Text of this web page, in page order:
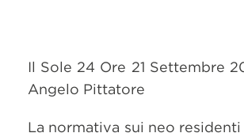
Il Sole 24 Ore 21 Settembre
Angelo Pittatore
La normativa sui neo